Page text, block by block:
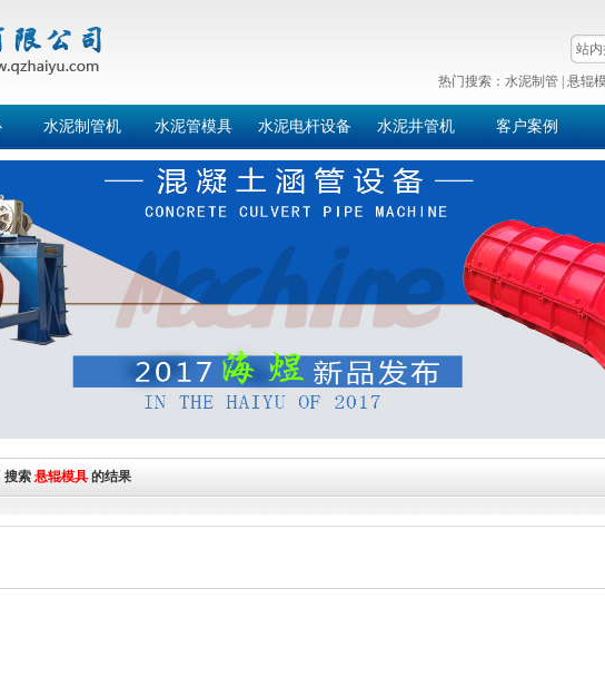
热门搜索： 水泥制管 悬辊
水泥制管机 水泥管模具 水泥电杆设备 水泥井管机 客户案例
搜索 悬辊模具 的结果